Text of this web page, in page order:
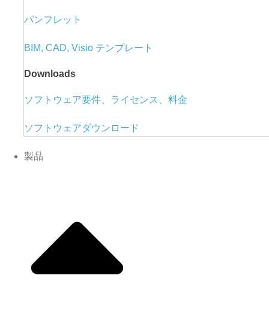
パンフレット
BIM, CAD, Visio テンプレート
Downloads
ソフトウェア要件、ライセンス、料金
ソフトウェアダウンロード
製品